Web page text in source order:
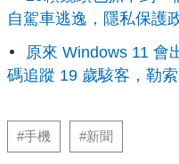
自駕車逃逸，隱私保護
原來 Windows 11 會
碼追蹤 19 歲駭客，勒
#手機 #新聞